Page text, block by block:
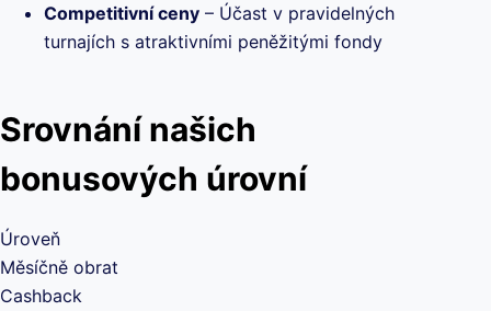
Competitivní ceny – Účast v pravidelných
turnajích s atraktivními peněžitými fondy
Srovnání našich
bonusových úrovní
Úroveň
Měsíčně obrat
Cashback